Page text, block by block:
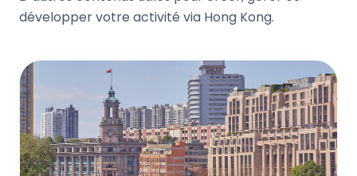
développer votre activité via Hong Kong.